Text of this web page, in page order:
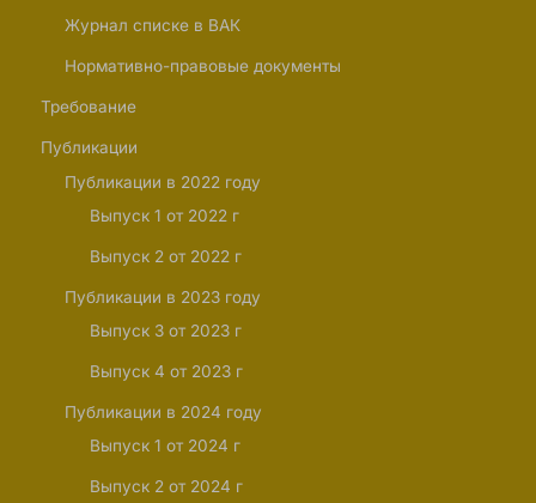
Журнал списке в ВАК
Нормативно-правовые документы
Требование
Публикации
Публикации в 2022 году
Выпуск 1 от 2022 г
Выпуск 2 от 2022 г
Публикации в 2023 году
Выпуск 3 от 2023 г
Выпуск 4 от 2023 г
Публикации в 2024 году
Выпуск 1 от 2024 г
Выпуск 2 от 2024 г